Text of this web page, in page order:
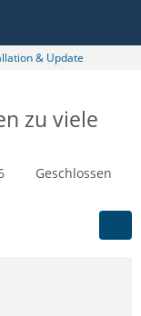
& Update
zu viele
Geschlossen